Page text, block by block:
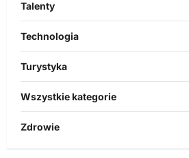
Talenty
Technologia
Turystyka
Wszystkie kategorie
Zdrowie